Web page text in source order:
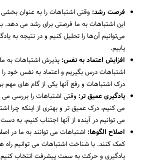
فرصت رشد: وقتی اشتباهات را به عنوان بخشی
این اشتباهات به ما فرصتی برای رشد می دهد.
می‌توانیم آن‌ها را تحلیل کنیم و در نتیجه به
یابیم.
افزایش اعتماد به نفس: پذیرش اشتباهات به
اشتباهات درس بگیریم و اعتماد به نفس خود را
درک اشتباهات و رفع آنها یکی از گام های مهم
یادگیری عمیق تر: وقتی اشتباهات را بررسی می
می کنیم، درک عمیق تر و بهتری از اینکه چرا
می توانیم در آینده از آنها اجتناب کنیم، به
اصلاح الگوها: اشتباهات می توانند به ما در
کمک کنند. با شناخت اشتباهات می توانیم راه
یادگیری و حرکت به سمت پیشرفت انتخاب